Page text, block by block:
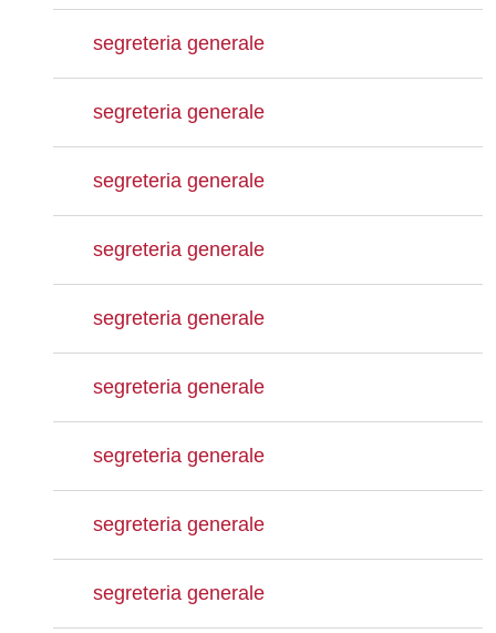
segreteria generale
segreteria generale
segreteria generale
segreteria generale
segreteria generale
segreteria generale
segreteria generale
segreteria generale
segreteria generale